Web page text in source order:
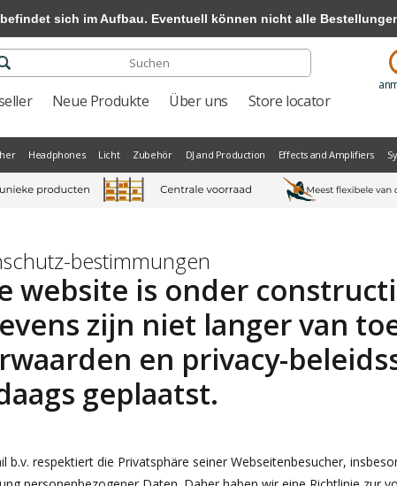
Neue Produkte Über uns Store locator
Headphones Licht Zubehör DJ and Production Effects and Amplifiers
bestimmungen
website is onder
zijn niet langer van
en privacy-
geplaatst.
b.v. respektiert die Privatsphäre seiner Webseitenbesucher,
sich im Aufbau. Eventuell können nicht alle